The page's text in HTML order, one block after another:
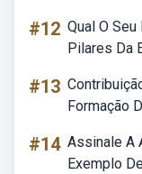
#12 Qual O
Pilares Da
#13
Formação
#14 Assinale A
Exemplo